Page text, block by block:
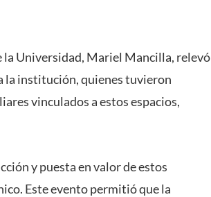
Universidad, Mariel Mancilla, relevó
la institución, quienes tuvieron
vinculados a estos espacios,
y puesta en valor de estos
Este evento permitió que la